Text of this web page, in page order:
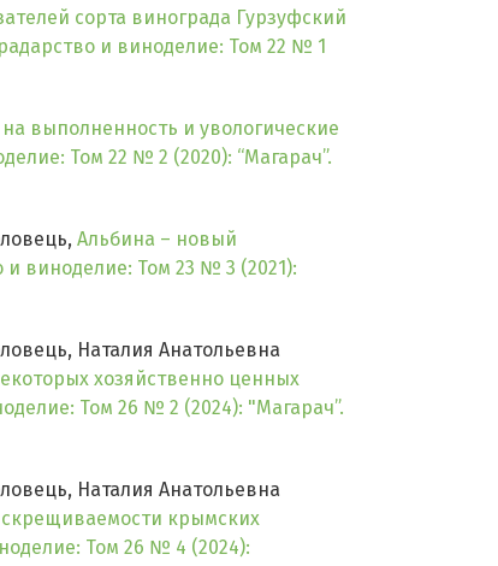
сорта винограда Гурзуфский
и виноделие: Том 22 № 1
выполненность и увологические
Том 22 № 2 (2020): “Магарач”.
Альбина – новый
виноделие: Том 23 № 3 (2021):
Наталия Анатольевна
хозяйственно ценных
Том 26 № 2 (2024): "Магарач”.
Наталия Анатольевна
скрещиваемости крымских
Том 26 № 4 (2024):